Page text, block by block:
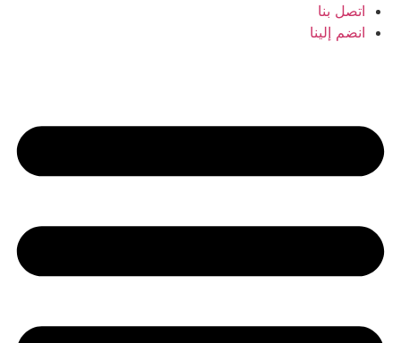
Skip
اتصل بنا
انضم إلينا